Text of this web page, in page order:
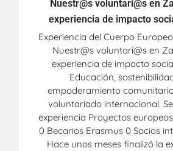
Nuestr@s voluntari@s en
experiencia de impacto
Experiencia del Cuerpo
Nuestr@s voluntari@s en
experiencia de impacto
Educación,
empoderamiento
voluntariado internacional.
experiencia Proyectos
0 Becarios Erasmus 0 Socios
Hace unos meses finalizó la